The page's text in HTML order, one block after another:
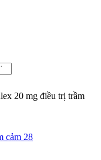
20 mg điều trị trầm